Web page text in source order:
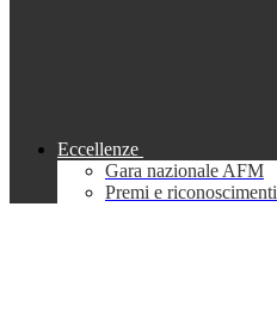
Eccellenze
Gara nazionale AFM
Premi e riconoscimenti